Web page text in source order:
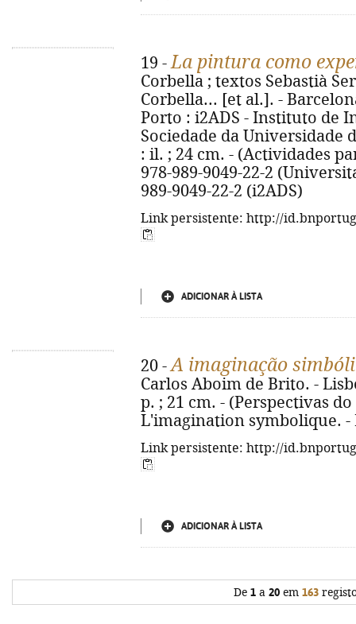
19 -La pintura como
Corbella ; textos Sebastià
Corbella... [et al.]. -
Porto : i2ADS - Instituto de
Sociedade da Universidade
: il. ; 24 cm. - (Actividades
978-989-9049-22-2
989-9049-22-2 (i2ADS)
Link persistente: http://
ADICIONAR À LISTA
20 -A imaginação
Carlos Aboim de Brito. -
p. ; 21 cm. - (Perspectivas
L'imagination symbolique. -
Link persistente: http://
ADICIONAR À LISTA
De 1 a 20 em 163